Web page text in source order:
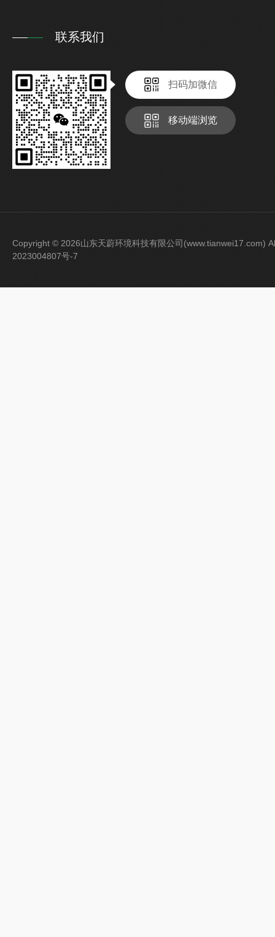
联系我们
扫码加微信
移动端浏览
Copyright © 2026山东天蔚环境科技有限公司(www.tianwei17.com)
2023004807号-7